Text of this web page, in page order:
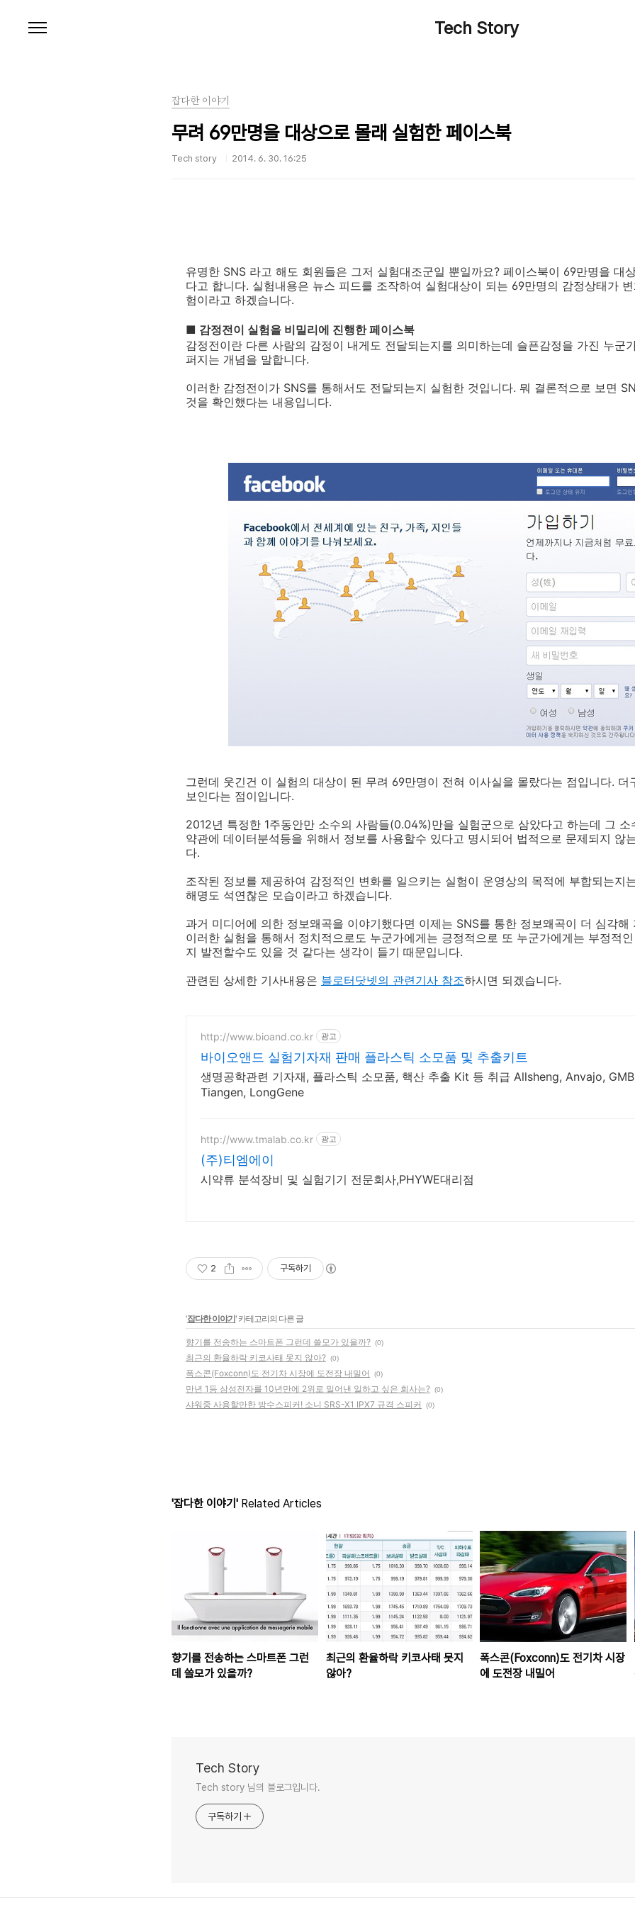
Tech Story
잡다한 이야기
무려 69만명을 대상으로 몰래 실험한 페이스북
Tech story 2014. 6. 30. 16:25
유명한 SNS 라고 해도 회원들은 그저 실험대조군일 뿐일까요? 페이스북이 69만명을 대
다고 합니다. 실험내용은 뉴스 피드를 조작하여 실험대상이 되는 69만명의 감정상태가
험이라고 하겠습니다.
■ 감정전이 실험을 비밀리에 진행한 페이스북
감정전이란 다른 사람의 감정이 내게도 전달되는지를 의미하는데 슬픈감정을 가진 누군
퍼지는 개념을 말합니다.
이러한 감정전이가 SNS를 통해서도 전달되는지 실험한 것입니다. 뭐 결론적으로 보면
것을 확인했다는 내용입니다.
그런데 웃긴건 이 실험의 대상이 된 무려 69만명이 전혀 이사실을 몰랐다는 점입니다. 더
보인다는 점이입니다.
2012년 특정한 1주동안만 소수의 사람들(0.04%)만을 실험군으로 삼았다고 하는데 그
약관에 데이터분석등을 위해서 정보를 사용할수 있다고 명시되어 법적으로 문제되지 않
다.
조작된 정보를 제공하여 감정적인 변화를 일으키는 실험이 운영상의 목적에 부합되는지
해명도 석연찮은 모습이라고 하겠습니다.
과거 미디어에 의한 정보왜곡을 이야기했다면 이제는 SNS를 통한 정보왜곡이 더 심각해
이러한 실험을 통해서 정치적으로도 누군가에게는 긍정적으로 또 누군가에게는 부정적
지 발전할수도 있을 것 같다는 생각이 들기 때문입니다.
관련된 상세한 기사내용은 블로터닷넷의 관련기사 참조하시면 되겠습니다.
http://www.bioand.co.kr 광고
바이오앤드 실험기자재 판매 플라스틱 소모품 및 추출키트
생명공학관련 기자재, 플라스틱 소모품, 핵산 추출 Kit 등 취급 Allsheng, Anvajo,
Tiangen, LongGene
http://www.tmalab.co.kr 광고
(주)티엠에이
시약류 분석장비 및 실험기기 전문회사,PHYWE대리점
2 구독하기
'잡다한 이야기' 카테고리의 다른 글
향기를 전송하는 스마트폰 그런데 쓸모가 있을까? (0)
최근의 환율하락 키코사태 못지 않아? (0)
폭스콘(Foxconn)도 전기차 시장에 도전장 내밀어 (0)
만년 1등 삼성전자를 10년만에 2위로 밀어낸 일하고 싶은 회사는? (0)
샤워중 사용할만한 방수스피커! 소니 SRS-X1 IPX7 규격 스피커 (0)
'잡다한 이야기' Related Articles
향기를 전송하는 스마트폰 그런
데 쓸모가 있을까?
최근의 환율하락 키코사태 못지
않아?
폭스콘(Foxconn)도 전기차 시장
에 도전장 내밀어
Tech Story
Tech story 님의 블로그입니다.
구독하기